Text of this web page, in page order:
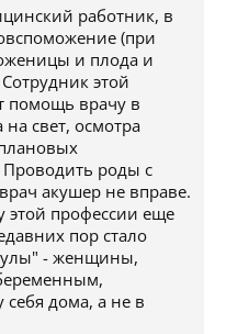
работник, в
(при
и плода и
этой
помощь врачу в
свет, осмотра
Проводить роды с
акушер не вправе.
этой профессии еще
пор стало
- женщины,
дома, а не в